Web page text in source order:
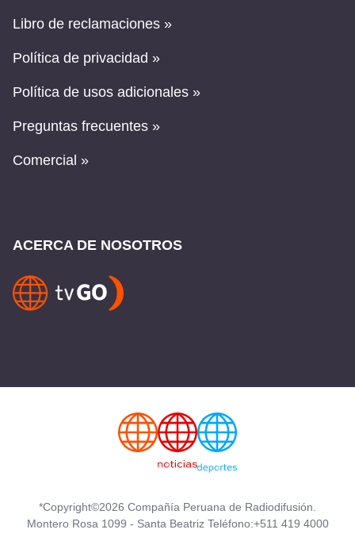
Libro de reclamaciones »
Política de privacidad »
Política de usos adicionales »
Preguntas frecuentes »
Comercial »
ACERCA DE NOSOTROS
*Copyright©2026 Compañía Peruana de Radiodifusión.
Montero Rosa 1099 - Santa Beatriz Teléfono:+511 419 4000